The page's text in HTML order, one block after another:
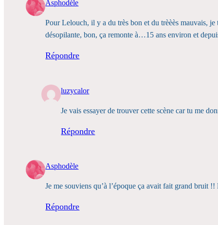
Asphodèle
Pour Lelouch, il y a du très bon et du trèèès mauvais, je
désopilante, bon, ça remonte à…15 ans environ et
Répondre
luzycalor
Je vais essayer de trouver cette scène car tu me
Répondre
Asphodèle
Je me souviens qu’à l’époque ça avait fait grand
Répondre